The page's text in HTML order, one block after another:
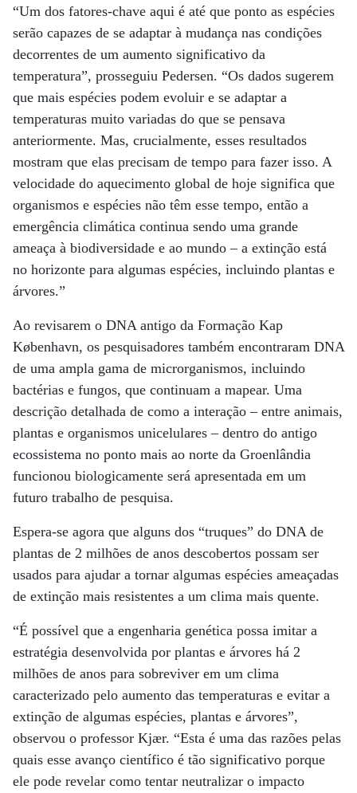
“Um dos fatores-chave aqui é até que ponto as espécies
serão capazes de se adaptar à mudança nas condições
decorrentes de um aumento significativo da
temperatura”, prosseguiu Pedersen. “Os dados sugerem
que mais espécies podem evoluir e se adaptar a
temperaturas muito variadas do que se pensava
anteriormente. Mas, crucialmente, esses resultados
mostram que elas precisam de tempo para fazer isso. A
velocidade do aquecimento global de hoje significa que
organismos e espécies não têm esse tempo, então a
emergência climática continua sendo uma grande
ameaça à biodiversidade e ao mundo – a extinção está
no horizonte para algumas espécies, incluindo plantas e
árvores.”
Ao revisarem o DNA antigo da Formação Kap
København, os pesquisadores também encontraram DNA
de uma ampla gama de microrganismos, incluindo
bactérias e fungos, que continuam a mapear. Uma
descrição detalhada de como a interação – entre animais,
plantas e organismos unicelulares – dentro do antigo
ecossistema no ponto mais ao norte da Groenlândia
funcionou biologicamente será apresentada em um
futuro trabalho de pesquisa.
Espera-se agora que alguns dos “truques” do DNA de
plantas de 2 milhões de anos descobertos possam ser
usados ​​para ajudar a tornar algumas espécies ameaçadas
de extinção mais resistentes a um clima mais quente.
“É possível que a engenharia genética possa imitar a
estratégia desenvolvida por plantas e árvores há 2
milhões de anos para sobreviver em um clima
caracterizado pelo aumento das temperaturas e evitar a
extinção de algumas espécies, plantas e árvores”,
observou o professor Kjær. “Esta é uma das razões pelas
quais esse avanço científico é tão significativo porque
ele pode revelar como tentar neutralizar o impacto